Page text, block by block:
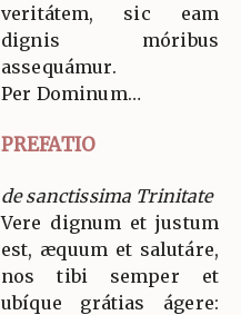
veritátem, sic eam
dignis móribus
assequámur.
Per Dominum…
PREFATIO
de sanctissima Trinitate
Vere dignum et justum
est, æquum et salutáre,
nos tibi semper et
ubíque grátias ágere: